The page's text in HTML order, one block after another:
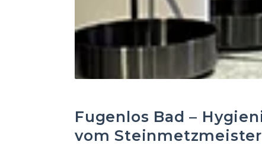
Fugenlos Bad –
vom Steinmetzmeister